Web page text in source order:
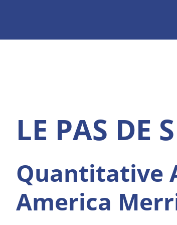
LE PAS DE
Quantitative
America